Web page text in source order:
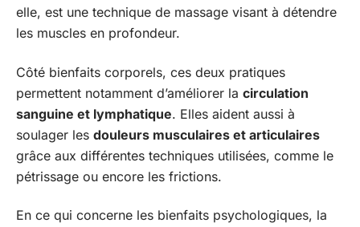
elle, est une technique de massage visant à détendre
les muscles en profondeur.
Côté bienfaits corporels, ces deux pratiques
permettent notamment d’améliorer la circulation
sanguine et lymphatique. Elles aident aussi à
soulager les douleurs musculaires et articulaires
grâce aux différentes techniques utilisées, comme le
pétrissage ou encore les frictions.
En ce qui concerne les bienfaits psychologiques, la